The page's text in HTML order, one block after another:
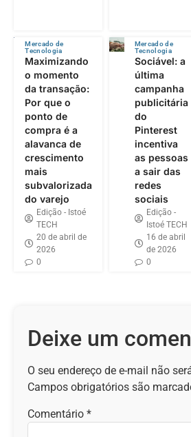
Mercado de
Tecnologia
Maximizando
o momento
da transação:
Por que o
ponto de
compra é a
alavanca de
crescimento
mais
subvalorizada
do varejo
Edição - Istoé
TECH
20 de abril de
2026
0
Mercado de
Tecnologia
Sociável: a
última
campanha
publicitária
do
Pinterest
incentiva
as pessoas
a sair das
redes
sociais
Edição -
Istoé TECH
16 de abril
de 2026
0
Deixe um
O seu endereço de e-mail não
Campos obrigatórios são
Comentário *